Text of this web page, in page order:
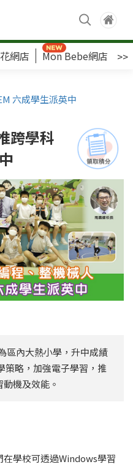
網店 Mon Bebe網店 >>
六成學生派英中
跨學科
區內大熱小學，升中成績
策略，加強電子學習，推
機及效能。
學校可透過Windows學習